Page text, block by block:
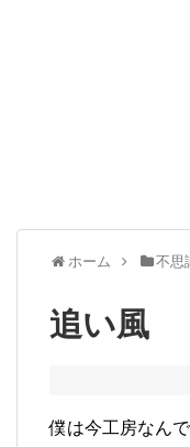
ホーム 不思
追い風
僕は今工房なん